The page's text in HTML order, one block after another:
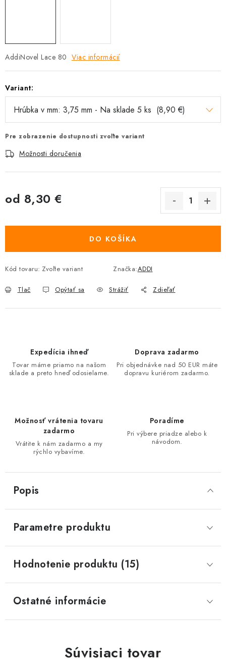
AddiNovel Lace 80 Viac informácií
Variant:
Pre zobrazenie dostupnosti zvoľte variant
Možnosti doručenia
od 8,30 €
DO KOŠÍKA
Kód tovaru: Zvoľte variant Značka:ADDI
Tlač Opýtať sa Strážiť Zdieľať
Expedícia ihneď
Tovar máme priamo na našom
sklade a preto hneď odosielame.
Doprava zadarmo
Pri objednávke nad 50 EUR máte
dopravu kuriérom zadarmo.
Možnosť vrátenia tovaru
zadarmo
Vrátite k nám zadarmo a my
rýchlo vybavíme.
Poradíme
Pri výbere priadze alebo k
návodom.
Popis
Parametre produktu
Hodnotenie produktu (15)
Ostatné informácie
Súvisiaci tovar